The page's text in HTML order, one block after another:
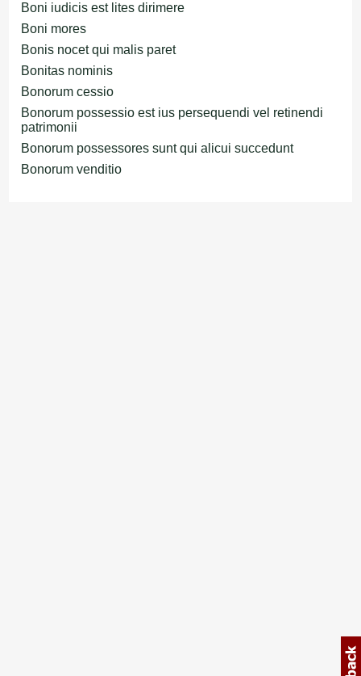
Boni iudicis est lites dirimere
Boni mores
Bonis nocet qui malis paret
Bonitas nominis
Bonorum cessio
Bonorum possessio est ius persequendi vel retinendi
patrimonii
Bonorum possessores sunt qui alicui succedunt
Bonorum venditio